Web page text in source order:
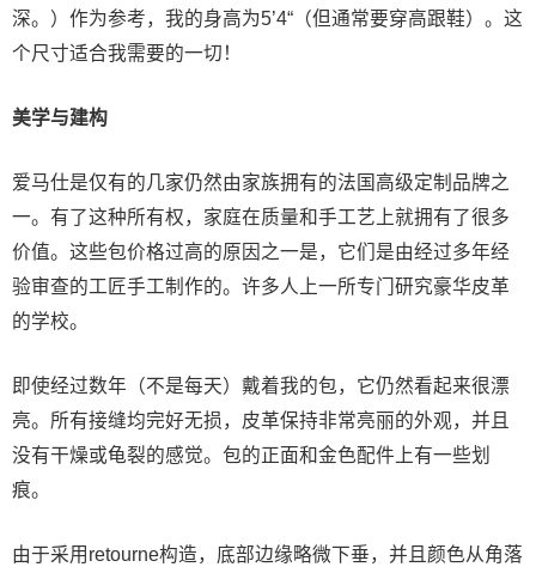
深。）作为参考，我的身高为5’4“（但通常要穿高跟鞋）。这
个尺寸适合我需要的一切！
美学与建构
爱马仕是仅有的几家仍然由家族拥有的法国高级定制品牌之
一。有了这种所有权，家庭在质量和手工艺上就拥有了很多
价值。这些包价格过高的原因之一是，它们是由经过多年经
验审查的工匠手工制作的。许多人上一所专门研究豪华皮革
的学校。
即使经过数年（不是每天）戴着我的包，它仍然看起来很漂
亮。所有接缝均完好无损，皮革保持非常亮丽的外观，并且
没有干燥或龟裂的感觉。包的正面和金色配件上有一些划
痕。
由于采用retourne构造，底部边缘略微下垂，并且颜色从角落